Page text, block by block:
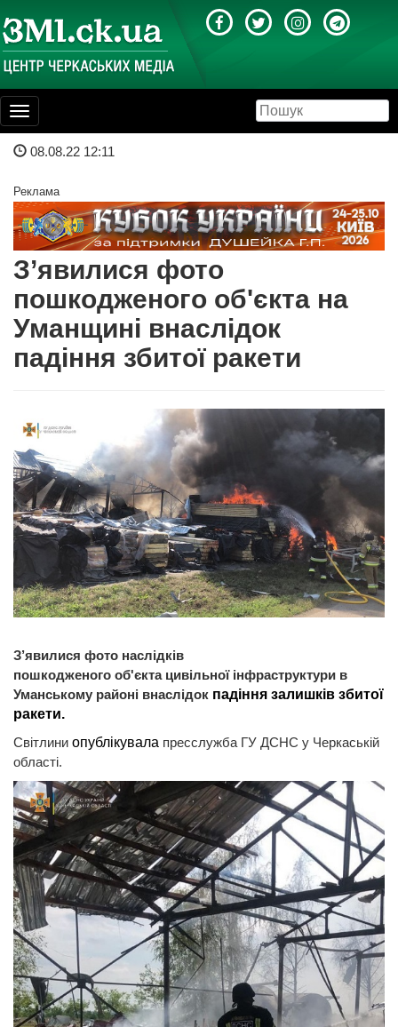
Toggle
navigation
08.08.22 12:11
Реклама
З’явилися фото
пошкодженого об'єкта на
Уманщині внаслідок
падіння збитої ракети
З’явилися фото наслідків
пошкодженого об'єкта цивільної інфраструктури в
Уманському районі внаслідок падіння залишків збитої
ракети.
Світлини опублікувала пресслужба ГУ ДСНС у Черкаській
області.